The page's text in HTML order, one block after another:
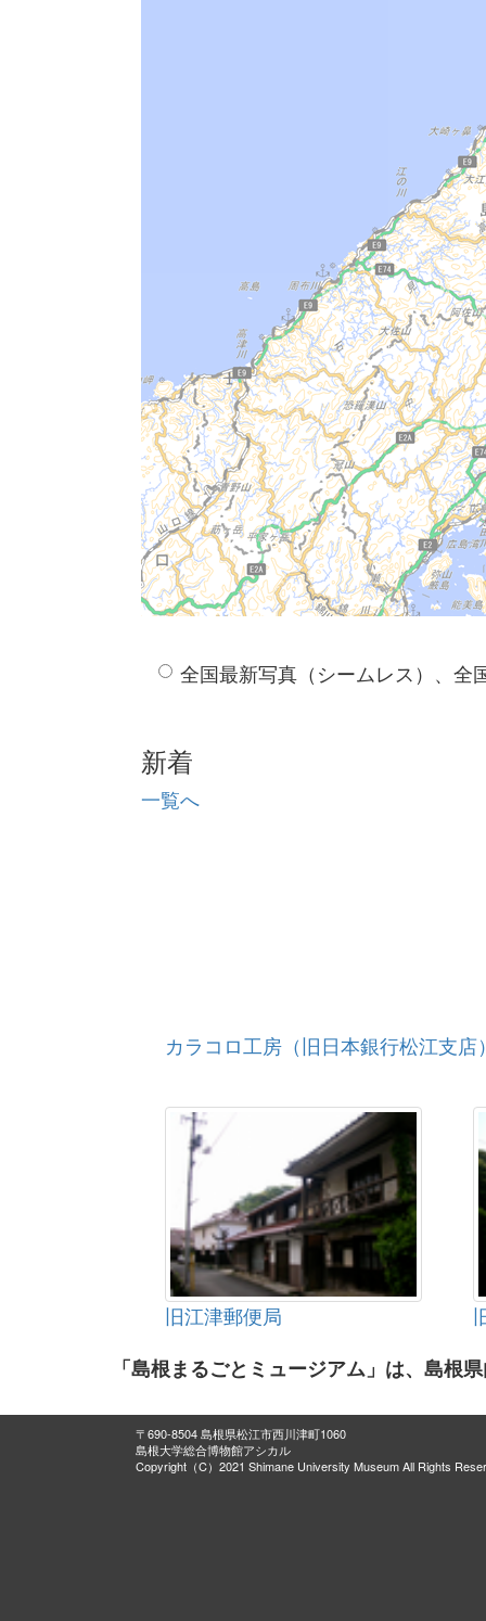
全国最新写真（シームレス）、全
新着
一覧へ
カラコロ工房（旧日本銀行松江支店
旧江津郵便局
「島根まるごとミュージアム」は、島根
〒690-8504 島根県松江市西川津町1060
島根大学総合博物館アシカル
Copyright（C）2021 Shimane University Museum All Rights